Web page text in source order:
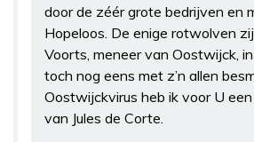
door de zéér grote bedrijven en
Hopeloos. De enige rotwolven
Voorts, meneer van Oostwijck,
toch nog eens met z’n allen
Oostwijckvirus heb ik voor U
van Jules de Corte.